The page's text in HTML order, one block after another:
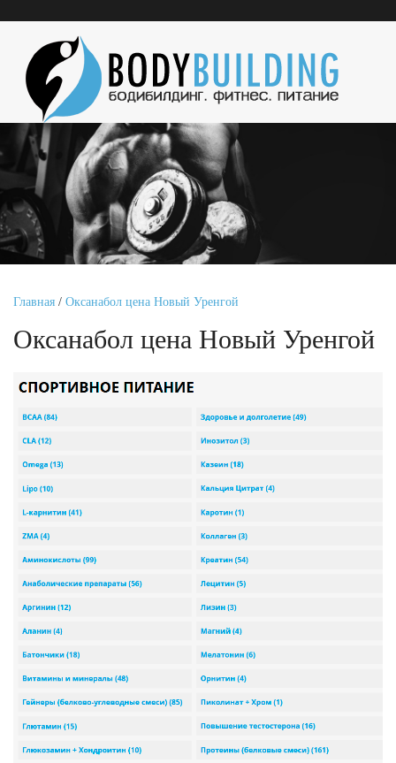
Главная / Оксанабол цена Новый Уренгой
Оксанабол цена Новый Уренгой